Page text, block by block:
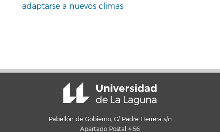
adaptarse a nuevos climas
Pabellón de Gobierno, C/ Padre Herrera s/n
Apartado Postal 456